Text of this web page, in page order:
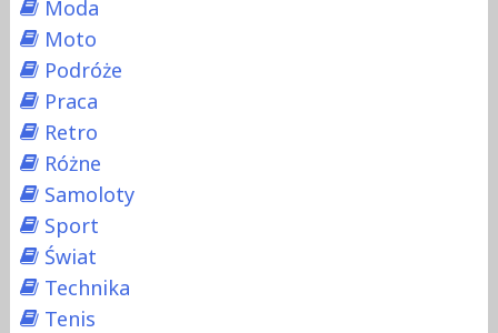
Moda
Moto
Podróże
Praca
Retro
Różne
Samoloty
Sport
Świat
Technika
Tenis